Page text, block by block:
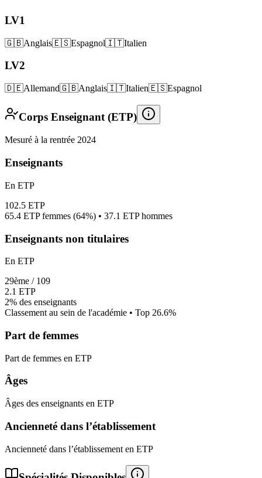
LV1
🇬🇧Anglais🇪🇸Espagnol🇮🇹Italien
LV2
🇩🇪Allemand🇬🇧Anglais🇮🇹Italien🇪🇸Espagnol
Corps Enseignant (ETP)
Mesuré à la rentrée 2024
Enseignants
En ETP
102.5 ETP
65.4 ETP femmes (64%) • 37.1 ETP hommes
Enseignants non titulaires
En ETP
29ème / 109
2.1 ETP
2% des enseignants
Classement au sein de l'académie • Top 26.6%
Part de femmes
Part de femmes en ETP
Âges
Âges des enseignants en ETP
Ancienneté dans l’établissement
Ancienneté dans l’établissement en ETP